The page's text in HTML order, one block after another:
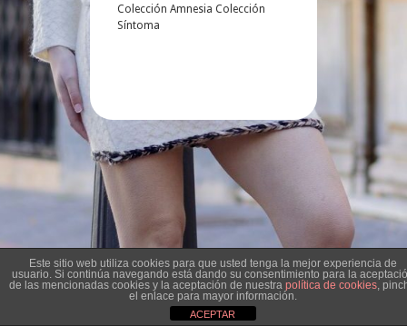
Colección Amnesia Colección
Síntoma
Este sitio web utiliza cookies para que usted tenga la mejor experiencia de
usuario. Si continúa navegando está dando su consentimiento para la
de las mencionadas cookies y la aceptación de nuestra política de cookies,
el enlace para mayor información.
ACEPTAR